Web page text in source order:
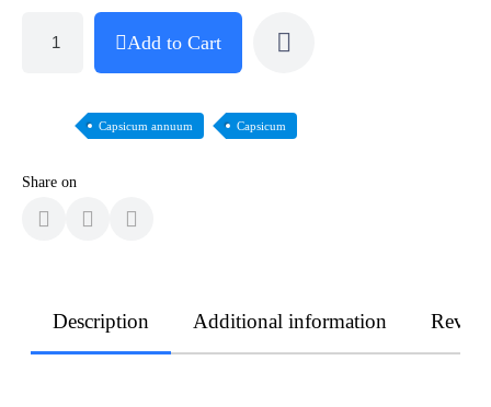
Add to Cart
Capsicum annuum Capsicum
Share on
Description Additional information